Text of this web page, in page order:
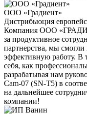
ООО «Градиент»
Дистрибьюция
Компания ООО
за продуктивное
партнерства, мы
эффективную работу. В
себя, как
разрабатывая нам
Cam-07 (SN-T5) в
на дальнейшее
компании!